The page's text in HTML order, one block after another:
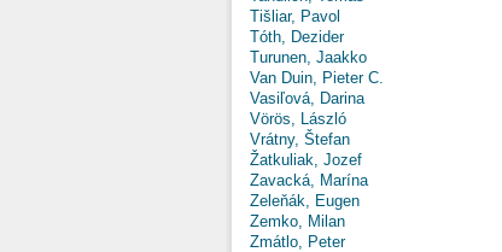
Tišliar, Pavol
Tóth, Dezider
Turunen, Jaakko
Van Duin, Pieter C.
Vasiľová, Darina
Vörös, László
Vrátny, Štefan
Žatkuliak, Jozef
Zavacká, Marína
Zeleňák, Eugen
Zemko, Milan
Zmátlo, Peter